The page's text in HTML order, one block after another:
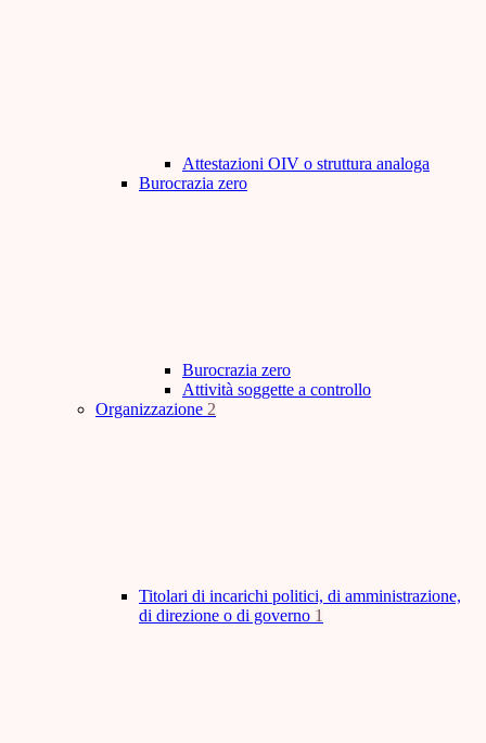
Attestazioni OIV o struttura analoga
Burocrazia zero
Burocrazia zero
Attività soggette a controllo
Organizzazione 2
Titolari di incarichi politici, di amministrazione,
di direzione o di governo 1